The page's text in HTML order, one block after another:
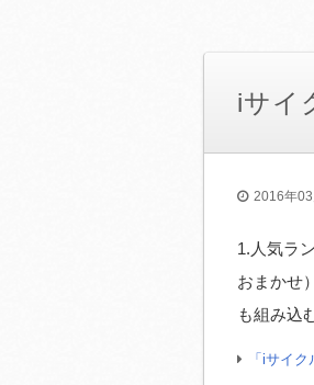
iサイ
2016年03
1.人気ラ
おまかせ
も組み込
「iサイ